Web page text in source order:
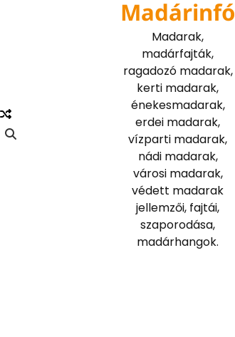
Madárinfó
Madarak,
madárfajták,
ragadozó madarak,
kerti madarak,
énekesmadarak,
erdei madarak,
vízparti madarak,
nádi madarak,
városi madarak,
védett madarak
jellemzői, fajtái,
szaporodása,
madárhangok.